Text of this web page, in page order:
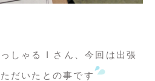
しゃる I さん、今回は出張
だいたとの事です